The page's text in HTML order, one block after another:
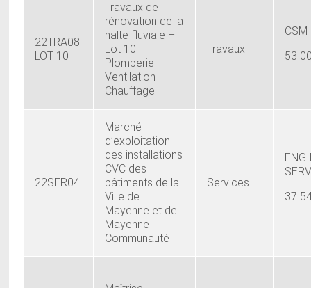
22TRA08
LOT 10
Travaux de
rénovation de la
halte fluviale –
Lot 10 :
Plomberie-
Ventilation-
Chauffage
Travaux
CSM
53
22SER04
Marché
d’exploitation
des installations
CVC des
bâtiments de la
Ville de
Mayenne et de
Mayenne
Communauté
Services
37